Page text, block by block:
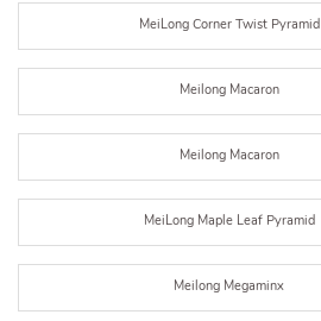
MeiLong Corner Twist Pyramid
Meilong Macaron
Meilong Macaron
MeiLong Maple Leaf Pyramid
Meilong Megaminx